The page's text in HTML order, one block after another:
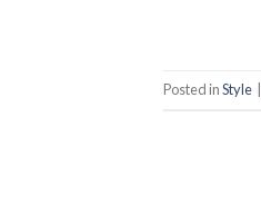
Posted inStyle